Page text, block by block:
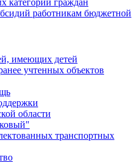
категорий граждан
работникам бюджетной
имеющих детей
учтенных объектов
области
транспортных